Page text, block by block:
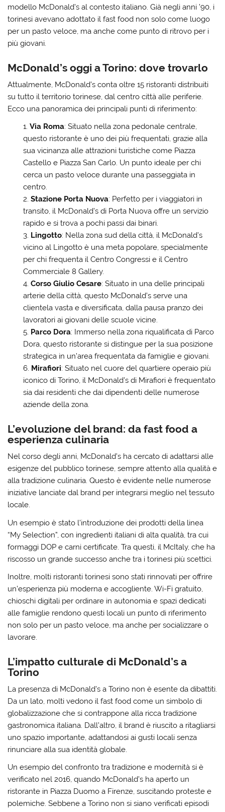
modello McDonald’s al contesto italiano. Già negli anni ’90, i
torinesi avevano adottato il fast food non solo come luogo
per un pasto veloce, ma anche come punto di ritrovo per i
più giovani.
McDonald’s oggi a Torino: dove trovarlo
Attualmente, McDonald’s conta oltre 15 ristoranti distribuiti
su tutto il territorio torinese, dal centro città alle periferie.
Ecco una panoramica dei principali punti di riferimento:
Via Roma: Situato nella zona pedonale centrale,
questo ristorante è uno dei più frequentati, grazie alla
sua vicinanza alle attrazioni turistiche come Piazza
Castello e Piazza San Carlo. Un punto ideale per chi
cerca un pasto veloce durante una passeggiata in
centro.
Stazione Porta Nuova: Perfetto per i viaggiatori in
transito, il McDonald’s di Porta Nuova offre un servizio
rapido e si trova a pochi passi dai binari.
Lingotto: Nella zona sud della città, il McDonald’s
vicino al Lingotto è una meta popolare, specialmente
per chi frequenta il Centro Congressi e il Centro
Commerciale 8 Gallery.
Corso Giulio Cesare: Situato in una delle principali
arterie della città, questo McDonald’s serve una
clientela vasta e diversificata, dalla pausa pranzo dei
lavoratori ai giovani delle scuole vicine.
Parco Dora: Immerso nella zona riqualificata di Parco
Dora, questo ristorante si distingue per la sua posizione
strategica in un’area frequentata da famiglie e giovani.
Mirafiori: Situato nel cuore del quartiere operaio più
iconico di Torino, il McDonald’s di Mirafiori è frequentato
sia dai residenti che dai dipendenti delle numerose
aziende della zona.
L’evoluzione del brand: da fast food a
esperienza culinaria
Nel corso degli anni, McDonald’s ha cercato di adattarsi alle
esigenze del pubblico torinese, sempre attento alla qualità e
alla tradizione culinaria. Questo è evidente nelle numerose
iniziative lanciate dal brand per integrarsi meglio nel tessuto
locale.
Un esempio è stato l’introduzione dei prodotti della linea
“My Selection”, con ingredienti italiani di alta qualità, tra cui
formaggi DOP e carni certificate. Tra questi, il McItaly, che ha
riscosso un grande successo anche tra i torinesi più scettici.
Inoltre, molti ristoranti torinesi sono stati rinnovati per offrire
un’esperienza più moderna e accogliente. Wi-Fi gratuito,
chioschi digitali per ordinare in autonomia e spazi dedicati
alle famiglie rendono questi locali un punto di riferimento
non solo per un pasto veloce, ma anche per socializzare o
lavorare.
L’impatto culturale di McDonald’s a
Torino
La presenza di McDonald’s a Torino non è esente da dibattiti.
Da un lato, molti vedono il fast food come un simbolo di
globalizzazione che si contrappone alla ricca tradizione
gastronomica italiana. Dall’altro, il brand è riuscito a ritagliarsi
uno spazio importante, adattandosi ai gusti locali senza
rinunciare alla sua identità globale.
Un esempio del confronto tra tradizione e modernità si è
verificato nel 2016, quando McDonald’s ha aperto un
ristorante in Piazza Duomo a Firenze, suscitando proteste e
polemiche. Sebbene a Torino non si siano verificati episodi